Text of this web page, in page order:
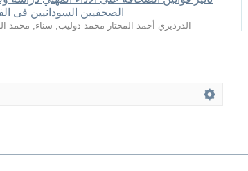
الصحفيين السودانيين فى الفترة من
الدرديري أحمد المختار محمد دوليب, سناء; محمد